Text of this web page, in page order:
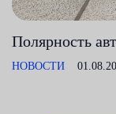
Полярность
НОВОСТИ